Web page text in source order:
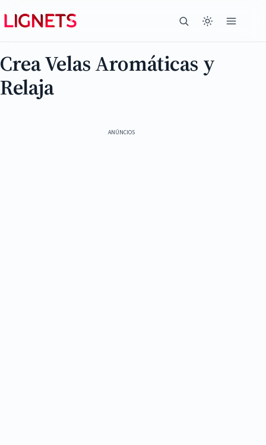
Crea Velas Aromáticas y
Relaja
ANÚNCIOS